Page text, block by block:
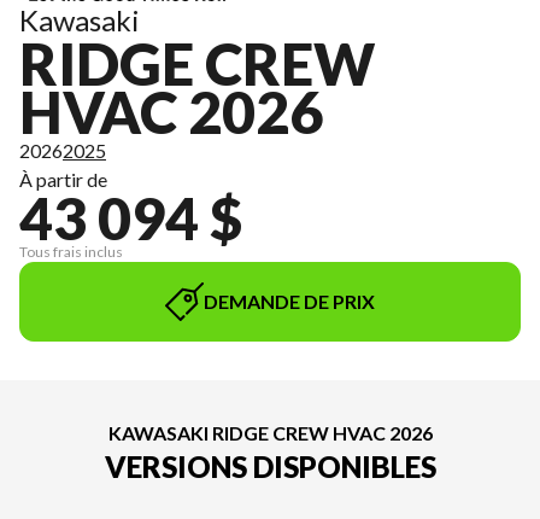
Kawasaki
RIDGE CREW
HVAC 2026
20262025
À partir de
43 094 $
Tous frais inclus
DEMANDE DE PRIX
KAWASAKI RIDGE CREW HVAC 2026
VERSIONS DISPONIBLES